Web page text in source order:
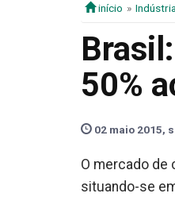
início Indústria
50%
02 maio 2015,
O mercado de
situando-se